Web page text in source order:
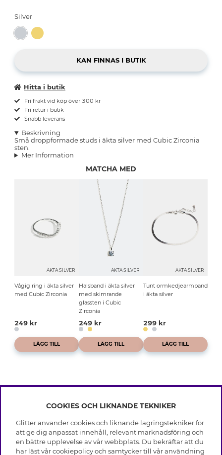
Silver
Hitta i butik
Fri frakt vid köp över 300 kr
Fri retur i butik
Snabb leverans
Beskrivning
Små droppformade studs i äkta silver med Cubic Zirconia
sten.
Mer Information
MATCHA MED
ÄKTA SILVER
Vågig ring i äkta silver
med Cubic Zirconia
249 kr
LÄGG TILL
ÄKTA SILVER
Halsband i äkta silver
med skimrande
glassten i Cubic
Zirconia
249 kr
LÄGG TILL
ÄKTA SILVER
Tunt ormkedjearmband
i äkta silver
299 kr
LÄGG TILL
INFO
Leverans
Villkor
Integritetspolicy
OM GLITTER
Black Friday
COOKIES OCH LIKNANDE TEKNIKER
Glitter använder cookies och liknande lagringstekniker för
att ge dig anpassat innehåll, relevant marknadsföring och
en bättre upplevelse av vår webbplats. Du bekräftar att du
har läst vår cookiepolicy och samtycker till vår användning